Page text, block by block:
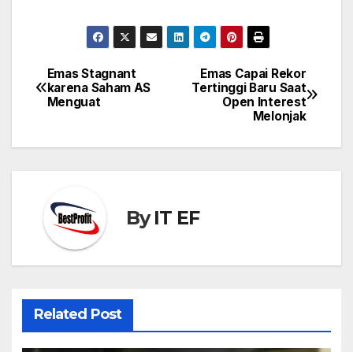
Post
navigation
Emas Capai Rekor
Tertinggi Baru Saat
Open Interest
Melonjak
Emas Stagnant
karena Saham AS
Menguat
ByIT EF
Related Post